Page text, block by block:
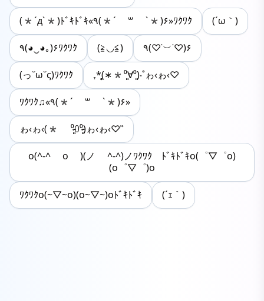
(*´д`*)ﾄﾞｷﾄﾞｷ«٩(*´ ꒳ `*)۶»ﾜｸﾜｸ (´ω｀)
٩(◕‿◕｡)۶ﾜｸﾜｸ (≧◡≦) ٩(♡˙︶˙♡)۶
(っ˘ω˘ς)ﾜｸﾜｸ ₊*̥(∗︎*⁰͈∀⁰͈)‧˚ゎ‹ゎ‹♡
ﾜｸﾜｸ♫«٩(*´ ꒳ `*)۶»
ゎ‹ゎ‹(* ⁰̷̴͈꒨⁰̷̴͈)ゎ‹ゎ‹♡ʾʾ
o(^-^ o )(ノ ^-^)ノﾜｸﾜｸ ﾄﾞｷﾄﾞｷo(゜▽゜o)
(o゜▽゜)o
ﾜｸﾜｸo(~▽~o)(o~▽~)oﾄﾞｷﾄﾞｷ (´ｪ｀)